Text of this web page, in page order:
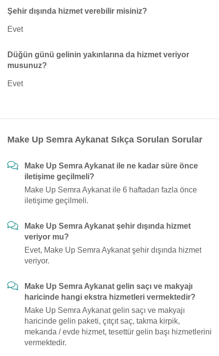
Şehir dışında hizmet verebilir misiniz?
Evet
Düğün günü gelinin yakınlarına da hizmet veriyor
musunuz?
Evet
Make Up Semra Aykanat Sıkça Sorulan Sorular
Make Up Semra Aykanat ile ne kadar süre önce
iletişime geçilmeli?
Make Up Semra Aykanat ile 6 haftadan fazla önce
iletişime geçilmeli.
Make Up Semra Aykanat şehir dışında hizmet
veriyor mu?
Evet, Make Up Semra Aykanat şehir dışında hizmet
veriyor.
Make Up Semra Aykanat gelin saçı ve makyajı
haricinde hangi ekstra hizmetleri vermektedir?
Make Up Semra Aykanat gelin saçı ve makyajı
haricinde gelin paketi, çıtçıt saç, takma kirpik,
mekanda / evde hizmet, tesettür gelin başı hizmetlerini
vermektedir.